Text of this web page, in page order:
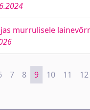
murrulisele
7 8 9 10 11 12